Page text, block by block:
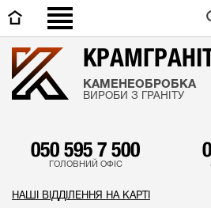
КАМЕНЕОБРОБКА
ВИРОБИ З ГРАНІТУ
050 595 7 500
ГОЛОВНИЙ ОФІС
НАШІ ВІДДІЛЕННЯ НА КАРТІ